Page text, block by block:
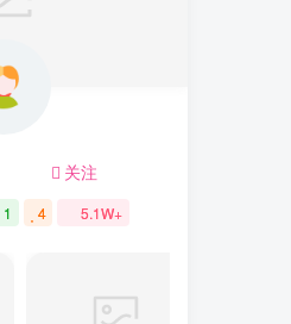
关注
1 4 5.1W+